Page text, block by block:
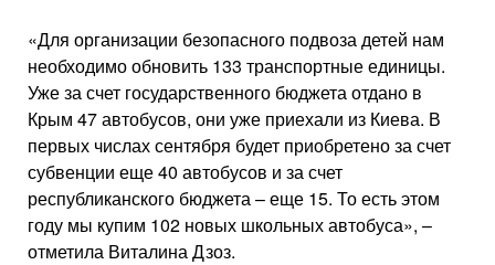
«Для организации безопасного подвоза детей нам
необходимо обновить 133 транспортные единицы.
Уже за счет государственного бюджета отдано в
Крым 47 автобусов, они уже приехали из Киева. В
первых числах сентября будет приобретено за счет
субвенции еще 40 автобусов и за счет
республиканского бюджета – еще 15. То есть этом
году мы купим 102 новых школьных автобуса», –
отметила Виталина Дзоз.